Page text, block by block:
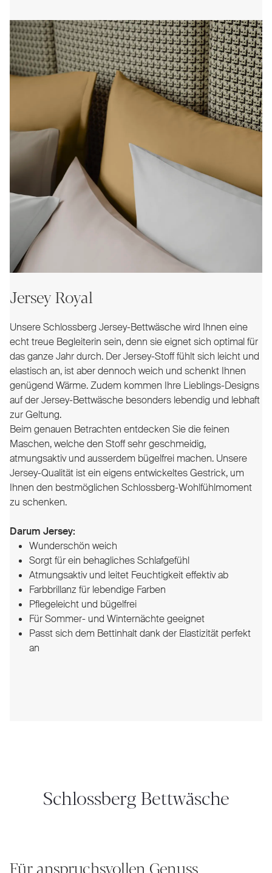
Jersey Royal
Unsere Schlossberg Jersey-Bettwäsche wird Ihnen eine
echt treue Begleiterin sein, denn sie eignet sich optimal für
das ganze Jahr durch. Der Jersey-Stoff fühlt sich leicht und
elastisch an, ist aber dennoch weich und schenkt Ihnen
genügend Wärme. Zudem kommen Ihre Lieblings-Designs
auf der Jersey-Bettwäsche besonders lebendig und lebhaft
zur Geltung.
Beim genauen Betrachten entdecken Sie die feinen
Maschen, welche den Stoff sehr geschmeidig,
atmungsaktiv und ausserdem bügelfrei machen. Unsere
Jersey-Qualität ist ein eigens entwickeltes Gestrick, um
Ihnen den bestmöglichen Schlossberg-Wohlfühlmoment
zu schenken.
Darum Jersey:
Wunderschön weich
Sorgt für ein behagliches Schlafgefühl
Atmungsaktiv und leitet Feuchtigkeit effektiv ab
Farbbrillanz für lebendige Farben
Pflegeleicht und bügelfrei
Für Sommer- und Winternächte geeignet
Passt sich dem Bettinhalt dank der Elastizität perfekt
an
Schlossberg Bettwäsche
Für anspruchsvollen Genuss